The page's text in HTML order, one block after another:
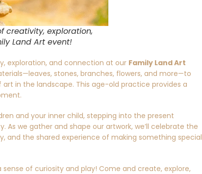
creativity, exploration,
Land Art event!
exploration, and connection at our Family Land Art
stones, branches, flowers, and more—to
in the landscape. This age-old practice provides a
and your inner child, stepping into the present
we gather and shape our artwork, we’ll celebrate the
and the shared experience of making something special
of curiosity and play! Come and create, explore,